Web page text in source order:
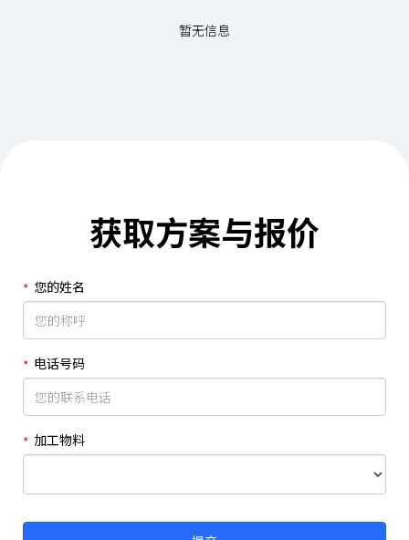
暂无信息
获取方案与报价
您的姓名
电话号码
加工物料